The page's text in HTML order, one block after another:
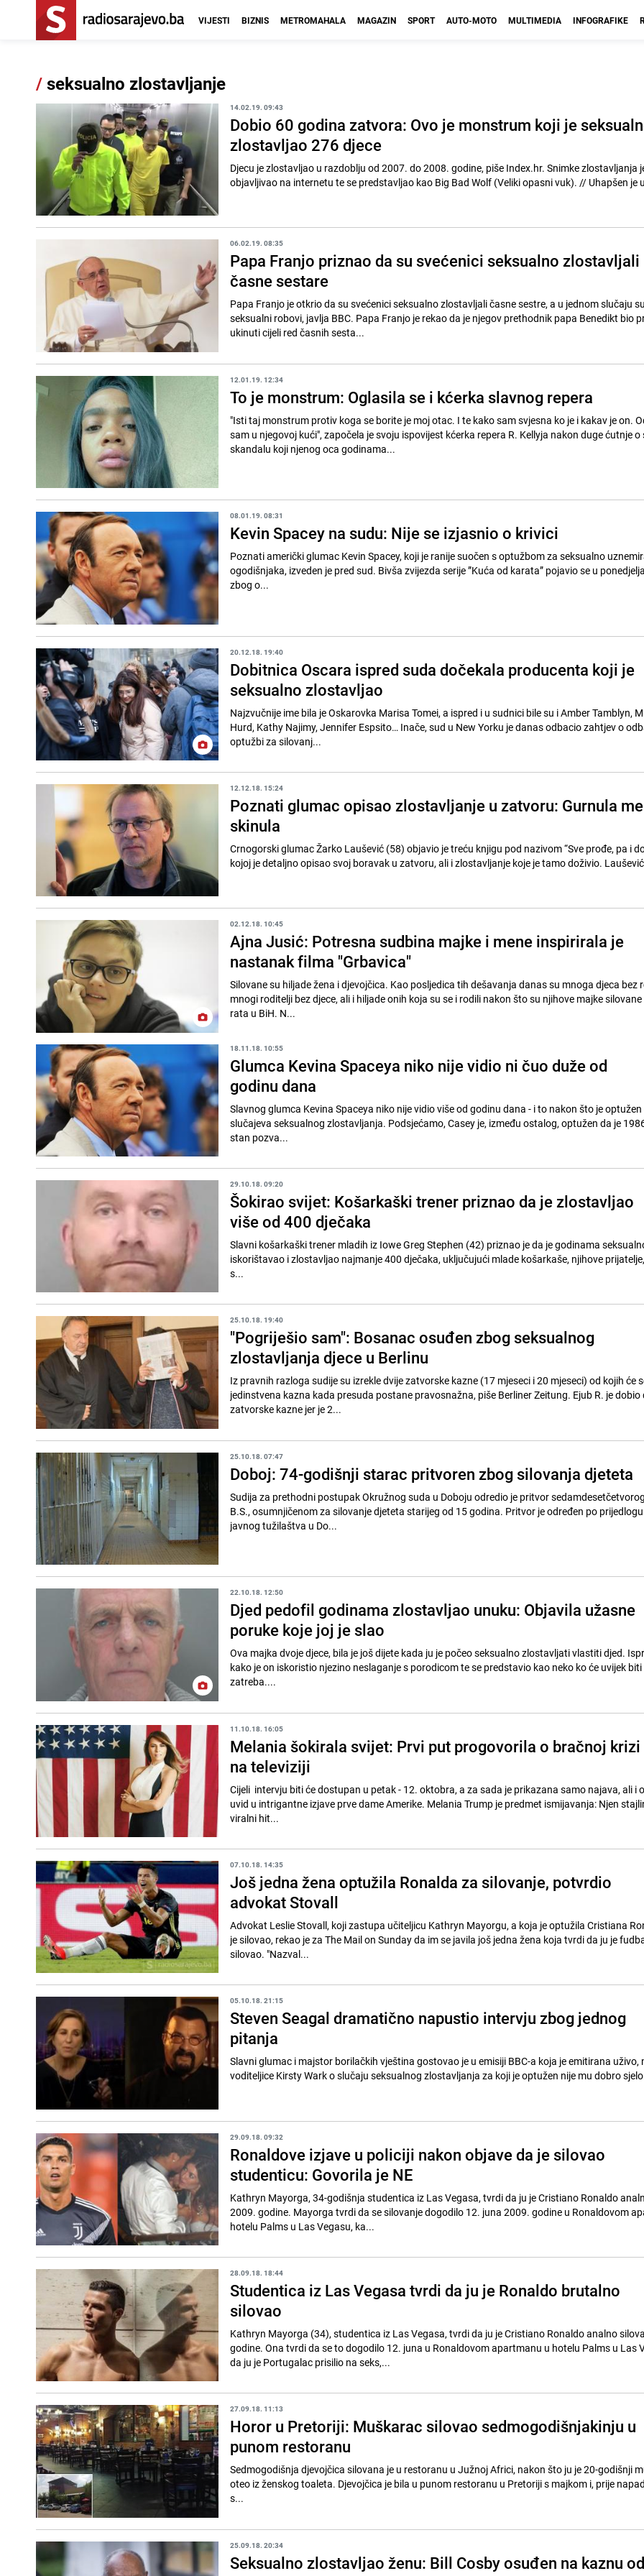
VIJESTI BIZNIS METROMAHALA MAGAZIN SPORT AUTO-MOTO MULTIMEDIA INFOGRAFIKE
/seksualno zlostavljanje
14.02.19. 09:43
Dobio 60 godina zatvora: Ovo je monstrum koji je
zlostavljao 276 djece
Djecu je zlostavljao u razdoblju od 2007. do 2008. godine, piše Index.hr. Snimke zlostavljanja
objavljivao na internetu te se predstavljao kao Big Bad Wolf
06.02.19. 08:35
Papa Franjo priznao da su svećenici seksualno zlostavljali
časne sestare
Papa Franjo je otkrio da su svećenici seksualno zlostavljali časne sestre, a u jednom slučaju
seksualni robovi, javlja BBC. Papa Franjo je rekao da je njegov prethodnik papa Benedikt bio
ukinuti cijeli red časnih sesta...
12.01.19. 12:34
To je monstrum: Oglasila se i kćerka slavnog repera
"Isti taj monstrum protiv koga se borite je moj otac. I te kako sam svjesna ko je i kakav je on.
sam u njegovoj kući", započela je svoju ispovijest kćerka repera R. Kellyja nakon duge ćutnje o
skandalu koji njenog oca godinama...
08.01.19. 08:31
Kevin Spacey na sudu: Nije se izjasnio o krivici
Poznati američki glumac Kevin Spacey, koji je ranije suočen s optužbom za seksualno
ogodišnjaka, izveden je pred sud. Bivša zvijezda serije ”Kuća od karata” pojavio se u
zbog o...
20.12.18. 19:40
Dobitnica Oscara ispred suda dočekala producenta koji je
seksualno zlostavljao
Najzvučnije ime bila je Oskarovka Marisa Tomei, a ispred i u sudnici bile su i Amber Tamblyn,
Hurd, Kathy Najimy, Jennifer Espsito… Inače, sud u New Yorku je danas odbacio zahtjev o
optužbi za silovanj...
12.12.18. 15:24
Poznati glumac opisao zlostavljanje u zatvoru: Gurnula
skinula
Crnogorski glumac Žarko Laušević (58) objavio je treću knjigu pod nazivom “Sve prođe, pa i
kojoj je detaljno opisao svoj boravak u zatvoru, ali i zlostavljanje koje je tamo doživio.
02.12.18. 10:45
Ajna Jusić: Potresna sudbina majke i mene inspirirala je
nastanak filma "Grbavica"
Silovane su hiljade žena i djevojčica. Kao posljedica tih dešavanja danas su mnoga djeca bez
mnogi roditelji bez djece, ali i hiljade onih koja su se i rodili nakon što su njihove majke
rata u BiH. N...
18.11.18. 10:55
Glumca Kevina Spaceya niko nije vidio ni čuo duže od
godinu dana
Slavnog glumca Kevina Spaceya niko nije vidio više od godinu dana - i to nakon što je optužen
slučajeva seksualnog zlostavljanja. Podsjećamo, Casey je, između ostalog, optužen da je
stan pozva...
29.10.18. 09:20
Šokirao svijet: Košarkaški trener priznao da je zlostavljao
više od 400 dječaka
Slavni košarkaški trener mladih iz Iowe Greg Stephen (42) priznao je da je godinama
iskorištavao i zlostavljao najmanje 400 dječaka, uključujući mlade košarkaše, njihove
s...
25.10.18. 19:40
"Pogriješio sam": Bosanac osuđen zbog seksualnog
zlostavljanja djece u Berlinu
Iz pravnih razloga sudije su izrekle dvije zatvorske kazne (17 mjeseci i 20 mjeseci) od kojih će
jedinstvena kazna kada presuda postane pravosnažna, piše Berliner Zeitung. Ejub R. je dobio
zatvorske kazne jer je 2...
25.10.18. 07:47
Doboj: 74-godišnji starac pritvoren zbog silovanja djeteta
Sudija za prethodni postupak Okružnog suda u Doboju odredio je pritvor
B.S., osumnjičenom za silovanje djeteta starijeg od 15 godina. Pritvor je određen po
javnog tužilaštva u Do...
22.10.18. 12:50
Djed pedofil godinama zlostavljao unuku: Objavila užasne
poruke koje joj je slao
Ova majka dvoje djece, bila je još dijete kada ju je počeo seksualno zlostavljati vlastiti djed.
kako je on iskoristio njezino neslaganje s porodicom te se predstavio kao neko ko će uvijek
zatreba....
11.10.18. 16:05
Melania šokirala svijet: Prvi put progovorila o bračnoj krizi
na televiziji
Cijeli intervju biti će dostupan u petak - 12. oktobra, a za sada je prikazana samo najava, ali i
uvid u intrigantne izjave prve dame Amerike. Melania Trump je predmet ismijavanja: Njen
viralni hit...
07.10.18. 14:35
Još jedna žena optužila Ronalda za silovanje, potvrdio
advokat Stovall
Advokat Leslie Stovall, koji zastupa učiteljicu Kathryn Mayorgu, a koja je optužila Cristiana
je silovao, rekao je za The Mail on Sunday da im se javila još jedna žena koja tvrdi da ju je
silovao. "Nazval...
05.10.18. 21:15
Steven Seagal dramatično napustio intervju zbog jednog
pitanja
Slavni glumac i majstor borilačkih vještina gostovao je u emisiji BBC-a koja je emitirana uživo,
29.09.18. 09:32
Ronaldove izjave u policiji nakon objave da je silovao
studenticu: Govorila je NE
Kathryn Mayorga, 34-godišnja studentica iz Las Vegasa, tvrdi da ju je Cristiano Ronaldo
2009. godine. Mayorga tvrdi da se silovanje dogodilo 12. juna 2009. godine u Ronaldovom
hotelu Palms u Las Vegasu, ka...
28.09.18. 18:44
Studentica iz Las Vegasa tvrdi da ju je Ronaldo brutalno
silovao
Kathryn Mayorga (34), studentica iz Las Vegasa, tvrdi da ju je Cristiano Ronaldo analno
godine. Ona tvrdi da se to dogodilo 12. juna u Ronaldovom apartmanu u hotelu Palms u Las
da ju je Portugalac prisilio na seks,...
27.09.18. 11:13
Horor u Pretoriji: Muškarac silovao sedmogodišnjakinju u
punom restoranu
Sedmogodišnja djevojčica silovana je u restoranu u Južnoj Africi, nakon što ju je 20-godišnji
oteo iz ženskog toaleta. Djevojčica je bila u punom restoranu u Pretoriji s majkom i, prije
s...
25.09.18. 20:34
Seksualno zlostavljao ženu: Bill Cosby osuđen na kaznu od